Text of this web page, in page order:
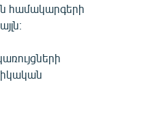
համակարգերի